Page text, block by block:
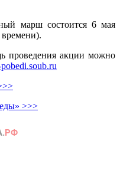
марш состоится 6 мая
времени).
проведения акции можно
>>>